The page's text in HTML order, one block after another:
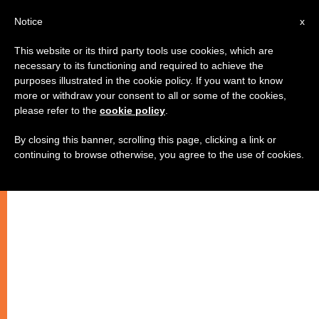
الصين: وحده الحوار يحل الأزمة بين
الفاتيكان وبيكين
x
Notice
This website or its third party tools use cookies, which are
necessary to its functioning and required to achieve the
purposes illustrated in the cookie policy. If you want to know
more or withdraw your consent to all or some of the cookies,
please refer to the cookie policy
By closing this banner, scrolling this page, clicking a link or
continuing to browse otherwise, you agree to the use of cookies.